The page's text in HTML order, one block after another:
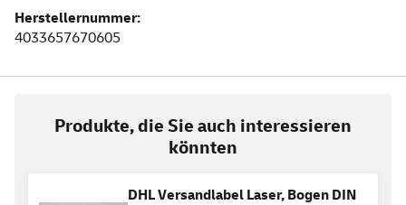
Herstellernummer:
4033657670605
Produkte, die Sie auch interessieren
könnten
DHL Versandlabel Laser, Bogen DIN